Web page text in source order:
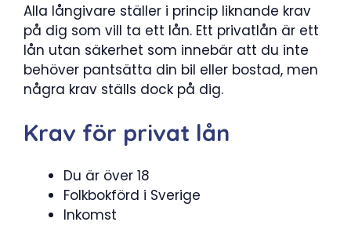
Alla långivare ställer i princip liknande krav
på dig som vill ta ett lån. Ett privatlån är ett
lån utan säkerhet som innebär att du inte
behöver pantsätta din bil eller bostad, men
några krav ställs dock på dig.
Krav för privat lån
Du är över 18
Folkbokförd i Sverige
Inkomst